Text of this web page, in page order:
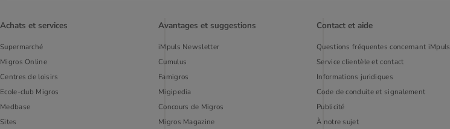
Achats et services
Supermarché
Migros Online
Centres de loisirs
Ecole-club Migros
Medbase
Sites
Avantages et suggestions
iMpuls Newsletter
Cumulus
Famigros
Migipedia
Concours de Migros
Migros Magazine
Contact et aide
Questions fréquentes concernant iMpuls
Service clientèle et contact
Informations juridiques
Code de conduite et signalement
Publi­cité
À notre sujet